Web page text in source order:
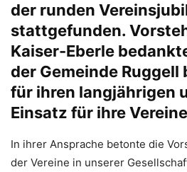
der runden
stattgefunden.
Kaiser-Eberle
der Gemeinde Ruggell
für ihren langjährigen
Einsatz für ihre
In ihrer Ansprache betonte die
der Vereine in unserer